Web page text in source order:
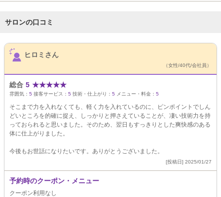
サロンの口コミ
サロンPick Up
ヒロミさん
（女性/40代/会社員）
総合 5 ★★★★★
雰囲気： 5 接客サービス： 5 技術・仕上がり： 5 メニュー・料金： 5
そこまで力を入れなくても、軽く力を入れているのに、ピンポイントでしん
どいところを的確に捉え、しっかりと押さえていることが、凄い技術力を持
っておられると思いました。そのため、翌日もすっきりとした爽快感のある
体に仕上がりました。
今後もお世話になりたいです。ありがとうございました。
[投稿日] 2025/01/27
予約時のクーポン・メニュー
クーポン利用なし